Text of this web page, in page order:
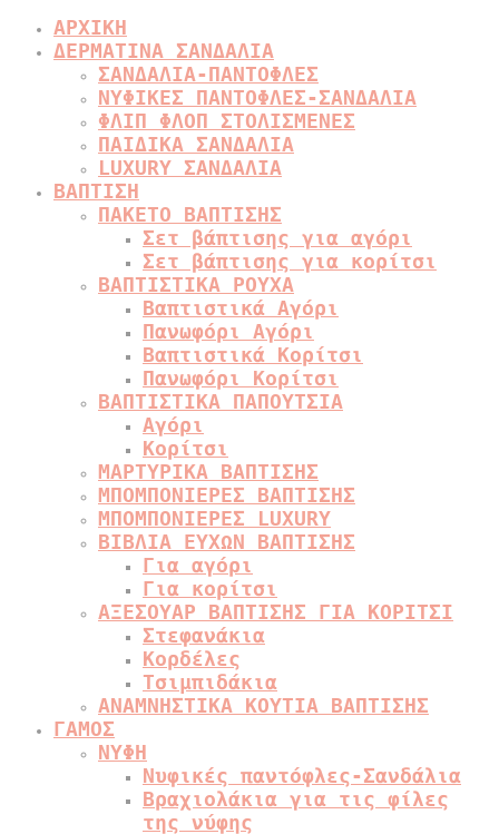
ΑΡΧΙΚΗ
ΔΕΡΜΑΤΙΝΑ ΣΑΝΔΑΛΙΑ
ΣΑΝΔΑΛΙΑ-ΠΑΝΤΟΦΛΕΣ
ΝΥΦΙΚΕΣ ΠΑΝΤΟΦΛΕΣ-ΣΑΝΔΑΛΙΑ
ΦΛΙΠ ΦΛΟΠ ΣΤΟΛΙΣΜΕΝΕΣ
ΠΑΙΔΙΚΑ ΣΑΝΔΑΛΙΑ
LUXURY ΣΑΝΔΑΛΙΑ
ΒΑΠΤΙΣΗ
ΠΑΚΕΤΟ ΒΑΠΤΙΣΗΣ
Σετ βάπτισης για αγόρι
Σετ βάπτισης για κορίτσι
ΒΑΠΤΙΣΤΙΚΑ ΡΟΥΧΑ
Βαπτιστικά Αγόρι
Πανωφόρι Αγόρι
Βαπτιστικά Κορίτσι
Πανωφόρι Κορίτσι
ΒΑΠΤΙΣΤΙΚΑ ΠΑΠΟΥΤΣΙΑ
Αγόρι
Κορίτσι
ΜΑΡΤΥΡΙΚΑ ΒΑΠΤΙΣΗΣ
ΜΠΟΜΠΟΝΙΕΡΕΣ ΒΑΠΤΙΣΗΣ
ΜΠΟΜΠΟΝΙΕΡΕΣ LUXURY
ΒΙΒΛΙΑ ΕΥΧΩΝ ΒΑΠΤΙΣΗΣ
Για αγόρι
Για κορίτσι
ΑΞΕΣΟΥΑΡ ΒΑΠΤΙΣΗΣ ΓΙΑ ΚΟΡΙΤΣΙ
Στεφανάκια
Κορδέλες
Τσιμπιδάκια
ΑΝΑΜΝΗΣΤΙΚΑ ΚΟΥΤΙΑ ΒΑΠΤΙΣΗΣ
ΓΑΜΟΣ
ΝΥΦΗ
Νυφικές παντόφλες-Σανδάλια
Βραχιολάκια για τις φίλες
της νύφης